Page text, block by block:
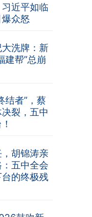
近平如临
众怒
洗牌：新
建帮”总崩
结者”，蔡
裂，五中
胡锦涛亲
五中全会
的终极残